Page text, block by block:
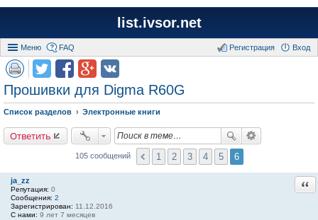
list.ivsor.net
Меню FAQ Вход
Регистрация
Прошивки для Digma R60G
Список разделов Электронные книги
Ответить
105 сообщений 1 2 3 4 5 6
ja_zz
Репутация: 0
Сообщения: 2
Зарегистрирован: 11.12.2016
С нами: 9 лет 7 месяцев